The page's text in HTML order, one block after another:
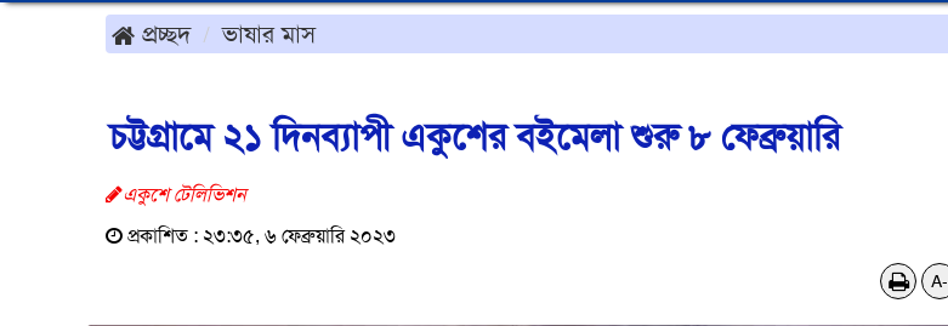
প্রচ্ছদ ভাষার মাস
চট্টগ্রামে ২১ দিনব্যাপী একুশের বইমেলা শুরু ৮ ফেব্রুয়ারি
একুশে টেলিভিশন
প্রকাশিত : ২৩:৩৫, ৬ ফেব্রুয়ারি ২০২৩
A-